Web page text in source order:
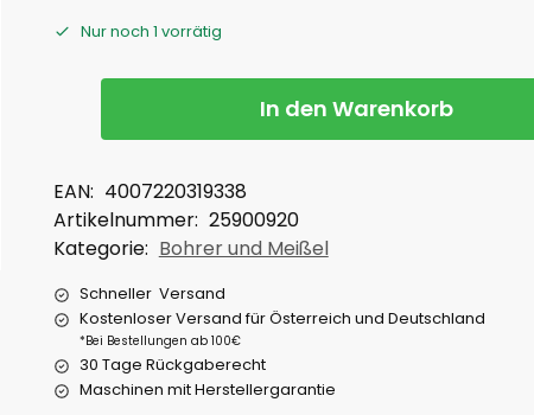
Nur noch 1 vorrätig
In den Warenkorb
EAN: 4007220319338
Artikelnummer: 25900920
Kategorie: Bohrer und Meißel
Schneller Versand
Kostenloser Versand für Österreich und Deutschland
*Bei Bestellungen ab 100€
30 Tage Rückgaberecht
Maschinen mit Herstellergarantie